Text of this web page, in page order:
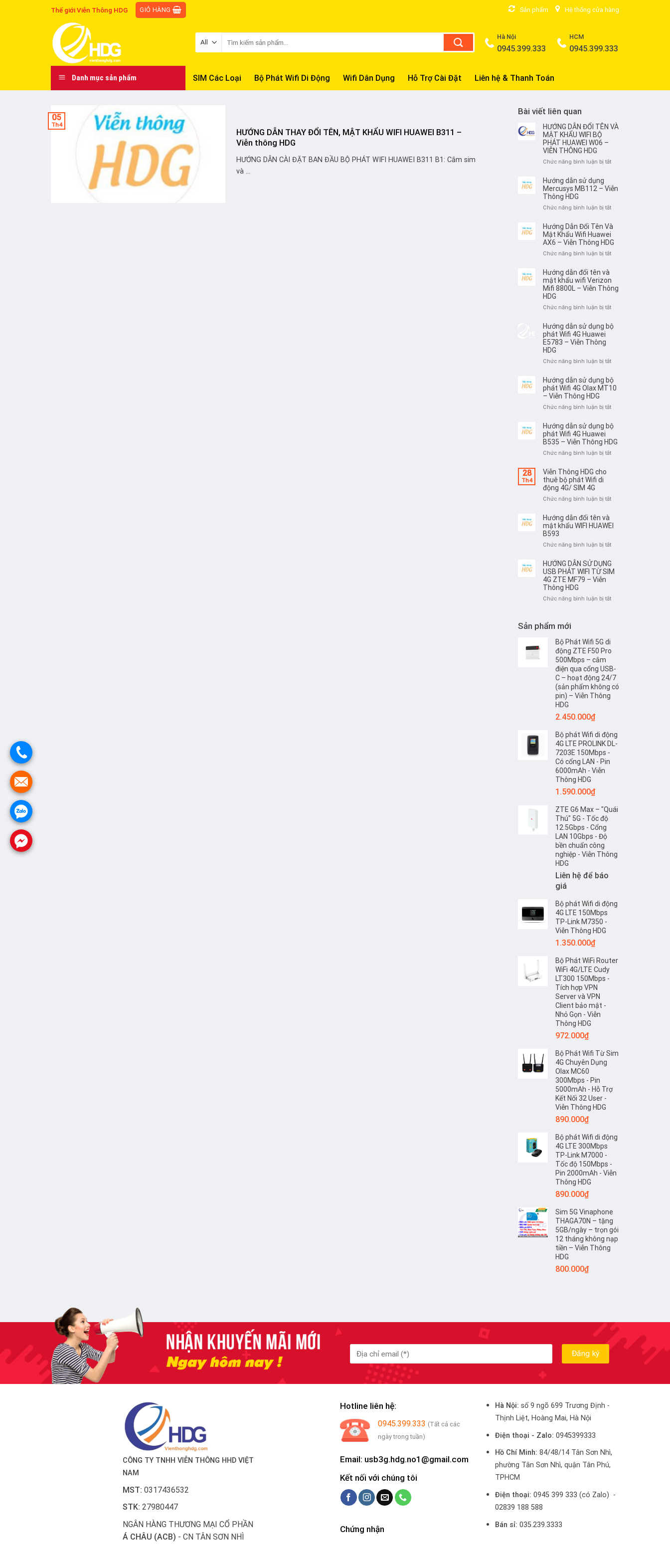
Thế giới Viễn Thông HDG GIỎ HÀNG Sản phẩm Hệ thống cửa hàng
Hà Nội
0945.399.333
HCM
0945.399.333
Danh mục sản phẩm SIM Các Loại Bộ Phát Wifi Di Động Wifi Dân Dụng Hỗ Trợ Cài Đặt Liên hệ & Thanh Toán
HƯỚNG DẪN THAY ĐỔI TÊN, MẬT KHẨU WIFI HUAWEI B311 –
Viễn thông HDG
HƯỚNG DẪN CÀI ĐẶT BAN ĐẦU BỘ PHÁT WIFI HUAWEI B311 B1: Cắm sim
và ...
05
Th4
Bài viết liên quan
HƯỚNG DẪN ĐỔI TÊN VÀ
MẬT KHẨU WIFI BỘ
PHÁT HUAWEI W06 –
VIỄN THÔNG HDG
Chức năng bình luận bị tắtở
ĐỔI
WIFI
PHÁT
HUAWEI
VIỄN
THÔNG
Hướng dẫn sử dụng
Mercusys MB112 – Viễn
Thông HDG
Chức năng bình luận bị tắtở
dẫn
dụng
Thông
HDG
Hướng Dẫn Đổi Tên Và
Mật Khẩu Wifi Huawei
AX6 – Viễn Thông HDG
Chức năng bình luận bị tắtở
Đổi
Tên
Huawei
Thông
Hướng dẫn đổi tên và
mật khẩu wifi Verizon
Mifi 8800L – Viễn Thông
HDG
Chức năng bình luận bị tắtở
dẫn
đổi
Verizon
Mifi
–
Thông
Hướng dẫn sử dụng bộ
phát Wifi 4G Huawei
E5783 – Viễn Thông
HDG
Chức năng bình luận bị tắtở
dẫn
sử
4G
E5783
–
Hướng dẫn sử dụng bộ
phát Wifi 4G Olax MT10
– Viễn Thông HDG
Chức năng bình luận bị tắtở
dẫn
sử
dụng
–
HDG
Hướng dẫn sử dụng bộ
phát Wifi 4G Huawei
B535 – Viễn Thông HDG
Chức năng bình luận bị tắtở
Huawei
–
Thông
HDG
28
Th4
Viễn Thông HDG cho
thuê bộ phát Wifi di
động 4G/ SIM 4G
Chức năng bình luận bị tắtở
HDG
Wifi
di
SIM
Hướng dẫn đổi tên và
mật khẩu WIFI HUAWEI
B593
Chức năng bình luận bị tắtở
dẫn
đổi
HƯỚNG DẪN SỬ DỤNG
USB PHÁT WIFI TỪ SIM
4G ZTE MF79 – Viễn
Thông HDG
Chức năng bình luận bị tắtở
PHÁT
TỪ
SIM
4G
ZTE
HDG
Sản phẩm mới
Bộ Phát Wifi 5G di
động ZTE F50 Pro
500Mbps – cắm
điện qua cổng USB-
C – hoạt động 24/7
(sản phẩm không có
pin) – Viễn Thông
HDG
2.450.000₫
Bộ phát Wifi di động
4G LTE PROLINK DL-
7203E 150Mbps -
Có cổng LAN - Pin
6000mAh - Viễn
Thông HDG
1.590.000₫
ZTE G6 Max – "Quái
Thú" 5G - Tốc độ
12.5Gbps - Cổng
LAN 10Gbps - Độ
bền chuẩn công
nghiệp - Viễn Thông
HDG
Liên hệ để báo
giá
Bộ phát Wifi di động
4G LTE 150Mbps
TP-Link M7350 -
Viễn Thông HDG
1.350.000₫
Bộ Phát WiFi Router
WiFi 4G/LTE Cudy
LT300 150Mbps -
Tích hợp VPN
Server và VPN
Client bảo mật -
Nhỏ Gọn - Viễn
Thông HDG
972.000₫
Bộ Phát Wifi Từ Sim
4G Chuyên Dụng
Olax MC60
300Mbps - Pin
5000mAh - Hỗ Trợ
Kết Nối 32 User -
Viễn Thông HDG
890.000₫
Bộ phát Wifi di động
4G LTE 300Mbps
TP-Link M7000 -
Tốc độ 150Mbps -
Pin 2000mAh - Viễn
Thông HDG
890.000₫
Sim 5G Vinaphone
THAGA70N – tặng
5GB/ngày – trọn gói
12 tháng không nạp
tiền – Viễn Thông
HDG
800.000₫
CÔNG TY TNHH VIỄN THÔNG HHD VIỆT
NAM
MST: 0317436532
STK: 27980447
NGÂN HÀNG THƯƠNG MẠI CỔ PHẦN
Á CHÂU (ACB) - CN TÂN SƠN NHÌ
Hotline liên hệ:
0945.399.333 (Tất cả các
ngày trong tuần)
Email: usb3g.hdg.no1@gmail.com
Kết nối với chúng tôi
Chứng nhận
Hà Nội:số 9 ngõ 699 Trương Định -
Thịnh Liệt, Hoàng Mai, Hà Nội
Điện thoại - Zalo: 0945399333
Hồ Chí Minh: 84/48/14 Tân Sơn Nhì,
phường Tân Sơn Nhì, quận Tân Phú,
TPHCM
Điện thoại: 0945 399 333 (có Zalo) -
02839 188 588
Bán sỉ: 035.239.3333